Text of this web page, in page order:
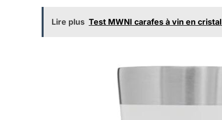
Lire plus Test MWNI carafes à vin en